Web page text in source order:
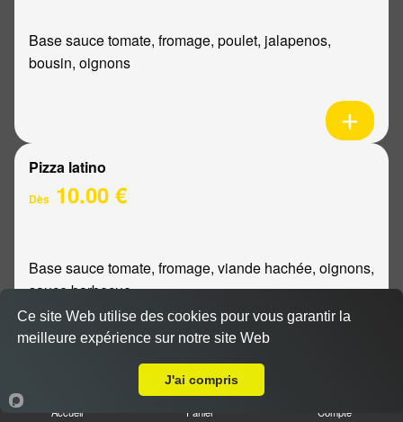
Base sauce tomate, fromage, poulet, jalapenos,
bousin, oignons
Pizza latino
Dès 10.00 €
Base sauce tomate, fromage, viande hachée, oignons,
sauce barbecue
Accueil Panier Compte
Ce site Web utilise des cookies pour vous garantir la
meilleure expérience sur notre site Web
J'ai compris